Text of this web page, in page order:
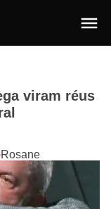
viram réus
Rosane